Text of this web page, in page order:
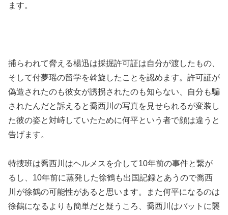
ます。
捕らわれて脅える楊迅は採掘許可証は自分が渡したもの、
そして付夢瑶の留学を斡旋したことを認めます。許可証が
偽造されたのも彼女が誘拐されたのも知らない、自分も騙
されたんだと訴えると喬西川の写真を見せられるが変装し
た彼の姿と対峙していたために何平という者で顔は違うと
告げます。
特捜班は喬西川はヘルメスを介して10年前の事件と繋が
るし、10年前に蒸発した徐鶴も出国記録とあうので喬西
川が徐鶴の可能性があると思います。また何平になるのは
徐鶴になるよりも簡単だと疑うころ、喬西川はバットに襲